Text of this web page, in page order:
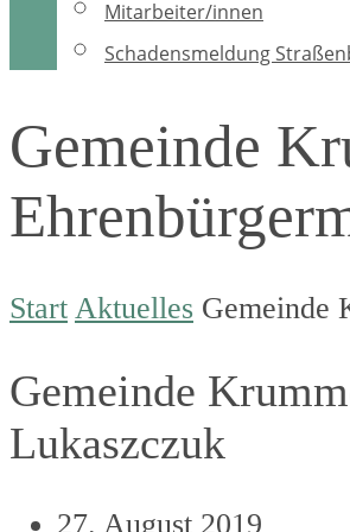
Mitarbeiter/innen
Schadensmeldung
Gemeinde
Start Aktuelles Gemeinde
Gemeinde
Lukaszczuk
27. August 2019